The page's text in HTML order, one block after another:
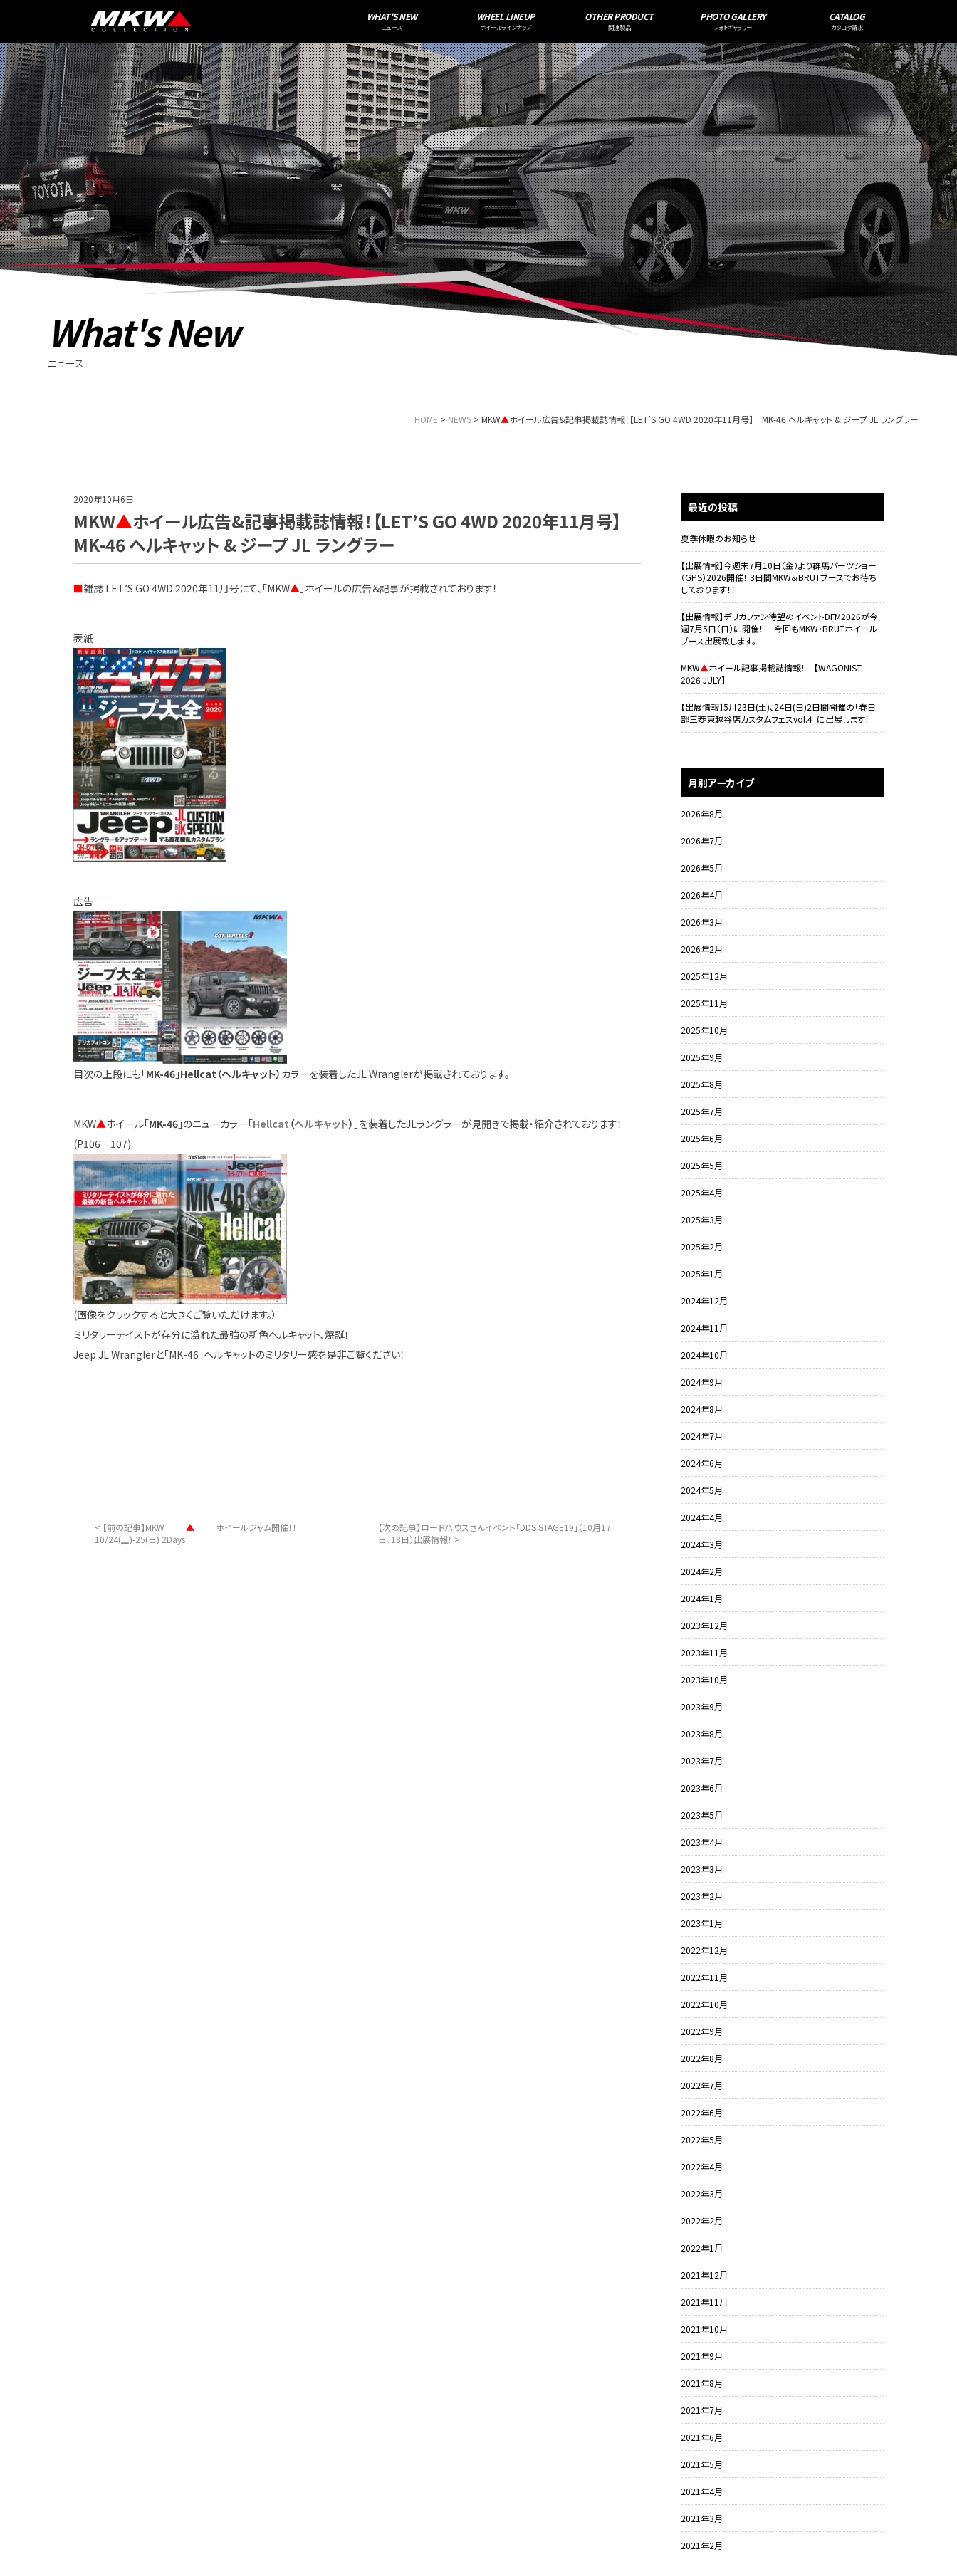
WHAT'S NEW
ニュース
WHEEL LINEUP
ホイールラインナップ
OTHER PRODUCT
関連製品
PHOTO GALLERY
フォトギャラリー
CATALOG
カタログ請求
What's New
ニュース
HOME NEWS MKW▲ホイール広告&記事掲載誌情報！【LET’S GO 4WD 2020年11月号】 MK-46 ヘルキャット & ジープ JL ラングラー
2020年10月6日
MKW▲ホイール広告&記事掲載誌情報！【LET’S GO 4WD 2020年11月号】
MK-46 ヘルキャット & ジープ JL ラングラー
■雑誌 LET’S GO 4WD 2020年11月号にて、「MKW▲ 」ホイールの広告＆記事が掲載されております！
表紙
広告
目次の上段にも「MK-46 」Hellcat（ヘルキャット） カラーを装着したJL Wranglerが掲載されております。
MKW▲ホイール「MK-46 」のニューカラー「Hellcat （ヘルキャット） 」を装着したJLラングラーが見開きで掲載・紹介されております！
(P106‐107)
(画像をクリックすると大きくご覧いただけます。）
ミリタリーテイストが存分に溢れた最強の新色ヘルキャット、爆誕！
Jeep JL Wranglerと「MK-46」ヘルキャットのミリタリー感を是非ご覧ください！
< 【前の記事】MKW ▲
ホイールジャム開催！！
10/24(土)-25(日) 2Days
【次の記事】ロードハウスさんイベント「DDS STAGE19」（10月17
日、18日）出展情報！ >
最近の投稿
夏季休暇のお知らせ
【出展情報】今週末7月10日（金）より群馬パーツショー
（GPS）2026開催！ 3日間MKW＆BRUTブースでお待ち
しております！！
【出展情報】デリカファン待望のイベントDFM2026が今
週7月5日（日）に開催！ 今回もMKW・BRUTホイール
ブース出展致します。
MKW▲ホイール記事掲載誌情報！ 【WAGONIST
2026 JULY】
【出展情報】5月23日(土)、24日(日)2日間開催の「春日
部三菱東越谷店カスタムフェスvol.4」に出展します！
月別アーカイブ
2026年8月
2026年7月
2026年5月
2026年4月
2026年3月
2026年2月
2025年12月
2025年11月
2025年10月
2025年9月
2025年8月
2025年7月
2025年6月
2025年5月
2025年4月
2025年3月
2025年2月
2025年1月
2024年12月
2024年11月
2024年10月
2024年9月
2024年8月
2024年7月
2024年6月
2024年5月
2024年4月
2024年3月
2024年2月
2024年1月
2023年12月
2023年11月
2023年10月
2023年9月
2023年8月
2023年7月
2023年6月
2023年5月
2023年4月
2023年3月
2023年2月
2023年1月
2022年12月
2022年11月
2022年10月
2022年9月
2022年8月
2022年7月
2022年6月
2022年5月
2022年4月
2022年3月
2022年2月
2022年1月
2021年12月
2021年11月
2021年10月
2021年9月
2021年8月
2021年7月
2021年6月
2021年5月
2021年4月
2021年3月
2021年2月